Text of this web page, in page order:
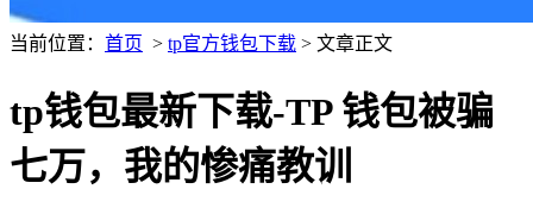
当前位置： 首页 > tp官方钱包下载 > 文章正文
tp钱包最新下载-TP 钱包被骗
七万，我的惨痛教训